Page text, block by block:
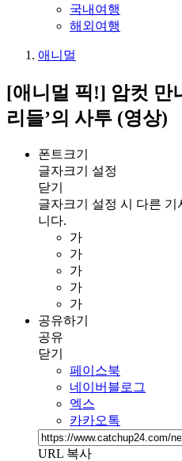
국내여행
해외여행
애니멀
[애니멀 픽!] 암컷 만
리들’의 사투 (영상)
폰트크기
글자크기 설정
닫기
글자크기 설정 시 다른
니다.
가
가
가
가
가
공유하기
공유
닫기
페이스북
네이버블로그
엑스
카카오톡
URL 복사